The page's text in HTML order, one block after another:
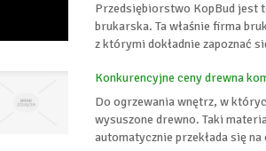
Przedsiębiorstwo KopBud jest
brukarska. Ta właśnie firma
z którymi dokładnie zapoznać
Konkurencyjne ceny drewna
Do ogrzewania wnętrz, w
wysuszone drewno. Taki
automatycznie przekłada się